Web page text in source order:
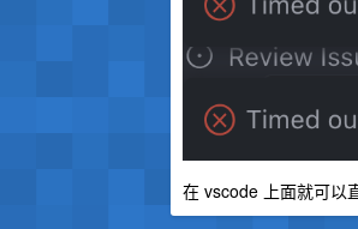
在 vscode 上面就可以